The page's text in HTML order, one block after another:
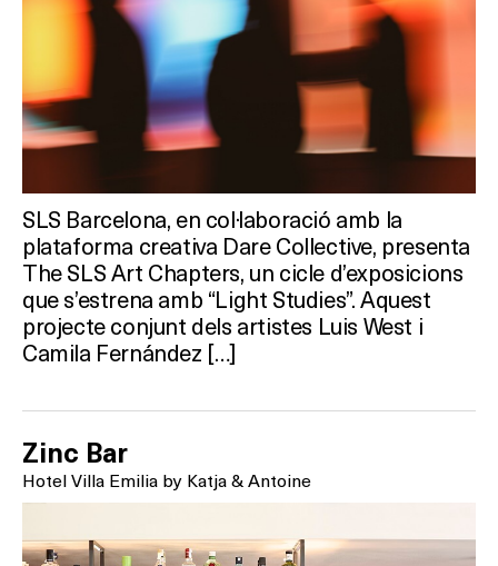
SLS Barcelona, en col·laboració amb la
plataforma creativa Dare Collective, presenta
The SLS Art Chapters, un cicle d’exposicions
que s’estrena amb “Light Studies”. Aquest
projecte conjunt dels artistes Luis West i
Camila Fernández […]
Zinc Bar
Hotel Villa Emilia by Katja & Antoine